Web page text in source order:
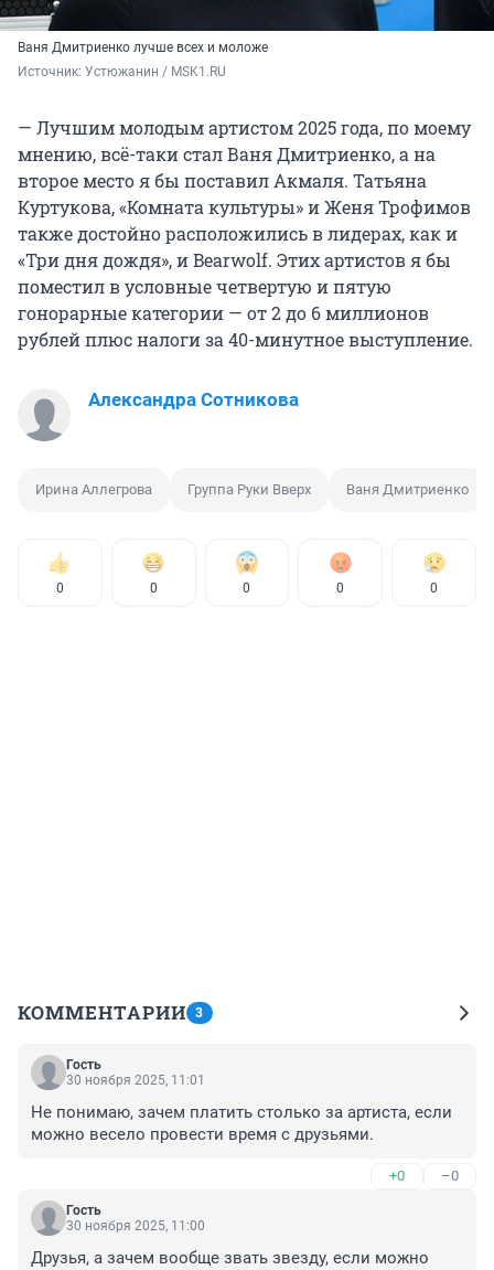
Ваня Дмитриенко лучше всех и моложе
Источник: Устюжанин / MSK1.RU
— Лучшим молодым артистом 2025 года, по моему
мнению, всё-таки стал Ваня Дмитриенко, а на
второе место я бы поставил Акмаля. Татьяна
Куртукова, «Комната культуры» и Женя Трофимов
также достойно расположились в лидерах, как и
«Три дня дождя», и Bearwolf. Этих артистов я бы
поместил в условные четвертую и пятую
гонорарные категории — от 2 до 6 миллионов
рублей плюс налоги за 40-минутное выступление.
Александра Сотникова
Ирина Аллегрова Группа Руки Вверх Ваня Дмитриенко
0 0 0 0 0
КОММЕНТАРИИ 3
Гость
30 ноября 2025, 11:01
Не понимаю, зачем платить столько за артиста, если
можно весело провести время с друзьями.
+0 –0
Гость
30 ноября 2025, 11:00
Друзья, а зачем вообще звать звезду, если можно